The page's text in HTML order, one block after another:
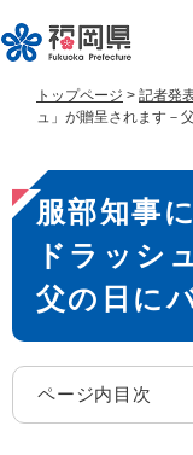
ー
ジ
す
。
ニ
ュ
し
て
トップページ > 記者発
ュ」が贈呈されます－
本
文
服部知事
ドラッシ
父の日に
ページ内目次